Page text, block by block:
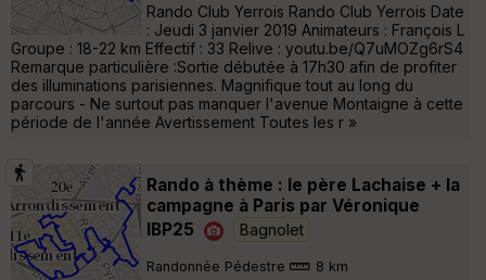
Rando Club Yerrois Rando Club Yerrois Date
: Jeudi 3 janvier 2019 Animateurs : François L
Groupe : 18-22 km Effectif : 33 Relive : youtu.be/Q7uMOZg6rS4
Remarque particulière :Sortie débutée à 17h30 afin de profiter
des illuminations parisiennes. Magnifique tout au long du
parcours - Ne surtout pas manquer l'avenue Montaigne à cette
période de l'année Avertissement Toutes les r »
Rando à thème : le père Lachaise + la
campagne à Paris par Véronique
IBP25
Bagnolet
Randonnée Pédestre 8 km